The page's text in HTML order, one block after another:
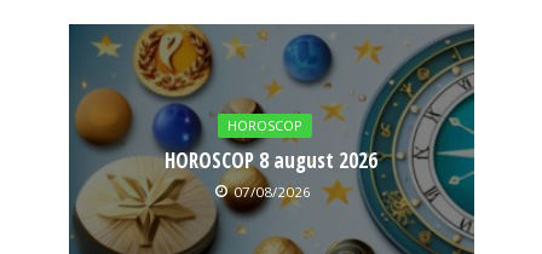
HOROSCOP
HOROSCOP 8 august 2026
07/08/2026